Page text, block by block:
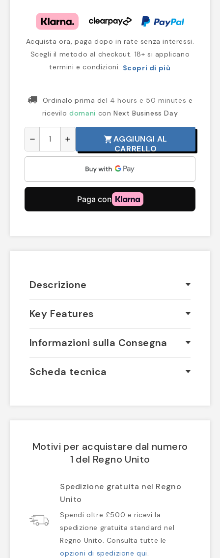
Acquista ora, paga dopo in rate senza interessi.
Scegli il metodo al checkout. 18+ si applicano
termini e condizioni. Scopri di più
Ordinalo prima del 4 hours e 50 minutes e
ricevilodomani con Next Business Day
remove add shopping_cartAGGIUNGI AL
CARRELLO
Descrizione
Key Features
Informazioni sulla Consegna
Scheda tecnica
Motivi per acquistare dal numero
1 del Regno Unito
Spedizione gratuita nel Regno
Unito
Spendi oltre £500 e ricevi la
spedizione gratuita standard nel
Regno Unito. Consulta tutte le
opzioni di spedizione qui.